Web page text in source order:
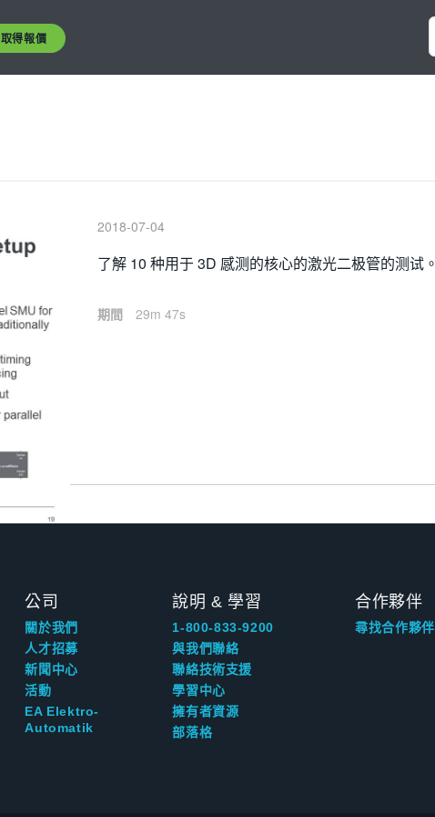
取得報價
2018-07-04
了解 10 种用于 3D 感测的核心的激光二极管的测试。
期間 29m 47s
公司
關於我們
人才招募
新聞中心
活動
EA Elektro-
Automatik
說明 & 學習
1-800-833-9200
與我們聯絡
聯絡技術支援
學習中心
擁有者資源
部落格
合作夥伴
尋找合作夥伴